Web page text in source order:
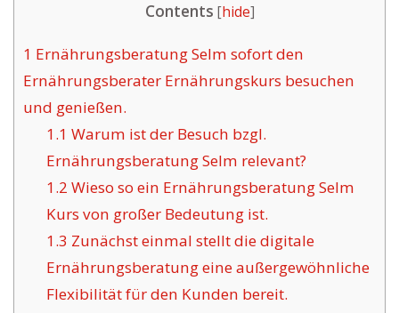
Contents [hide]
1 Ernährungsberatung Selm sofort den
Ernährungsberater Ernährungskurs besuchen
und genießen.
1.1 Warum ist der Besuch bzgl.
Ernährungsberatung Selm relevant?
1.2 Wieso so ein Ernährungsberatung Selm
Kurs von großer Bedeutung ist.
1.3 Zunächst einmal stellt die digitale
Ernährungsberatung eine außergewöhnliche
Flexibilität für den Kunden bereit.